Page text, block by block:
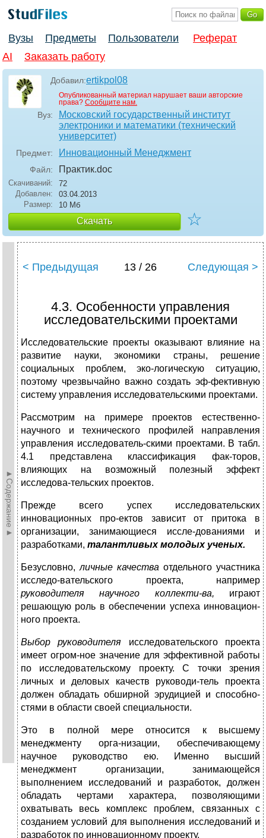
Вузы Предметы Пользователи
Реферат
AI
Заказать работу
Добавил:ertikpol08
Опубликованный материал нарушает ваши авторские
права? Сообщите нам.
Вуз:
Московский государственный институт
электроники и математики (технический
университет)
Предмет: Инновационный Менеджмент
Файл: Практик.doc
Скачиваний:
72
Добавлен:
03.04.2013
Размер:
10 Мб
Скачать ☆
►Содержание►
< Предыдущая 13 / 26 Следующая >
4.3. Особенности управления
исследовательскими проектами
Исследовательские проекты оказывают влияние на
развитие науки, экономики страны, решение
социальных проблем, эко-логическую ситуацию,
поэтому чрезвычайно важно создать эф-фективную
систему управления исследовательскими проектами.
Рассмотрим на примере проектов естественно-
научного и технического профилей направления
управления исследователь-скими проектами. В табл.
4.1 представлена классификация фак-торов,
влияющих на возможный полезный эффект
исследова-тельских проектов.
Прежде всего успех исследовательских
инновационных про-ектов зависит от притока в
организации, занимающиеся иссле-дованиями и
разработками, талантливых молодых ученых.
Безусловно, личные качества отдельного участника
исследо-вательского проекта, например
руководителя научного коллекти-ва, играют
решающую роль в обеспечении успеха инновацион-
ного проекта.
Выбор руководителя исследовательского проекта
имеет огром-ное значение для эффективной работы
по исследовательскому проекту. С точки зрения
личных и деловых качеств руководи-тель проекта
должен обладать обширной эрудицией и способно-
стями в области своей специальности.
Это в полной мере относится к высшему
менеджменту орга-низации, обеспечивающему
научное руководство ею. Именно высший
менеджмент организации, занимающейся
выполнением исследований и разработок, должен
обладать чертами характера, позволяющими
охватывать весь комплекс проблем, связанных с
созданием условий для выполнения исследований и
разработок по инновационному проекту.